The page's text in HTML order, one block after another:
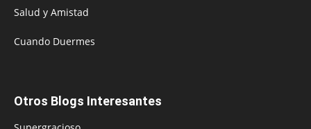
Salud y Amistad
Cuando Duermes
Otros Blogs Interesantes